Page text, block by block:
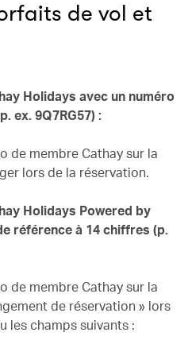
de vol et
Holidays avec un numéro
ex. 9Q7RG57) :
de membre Cathay sur la
lors de la réservation.
Holidays Powered by
référence à 14 chiffres (p.
de membre Cathay sur la
de réservation » lors
les champs suivants :